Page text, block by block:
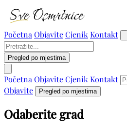
Početna ObjaviteCjenik Kontakt
Pregled po mjestima
Početna ObjaviteCjenik Kontakt
Objavite
Pregled po mjestima
Odaberite grad